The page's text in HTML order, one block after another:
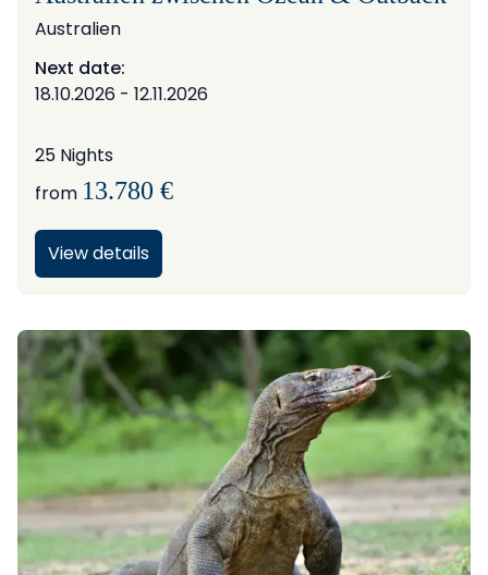
Australien
Next date:
18.10.2026 - 12.11.2026
25 Nights
from 13.780 €
View details